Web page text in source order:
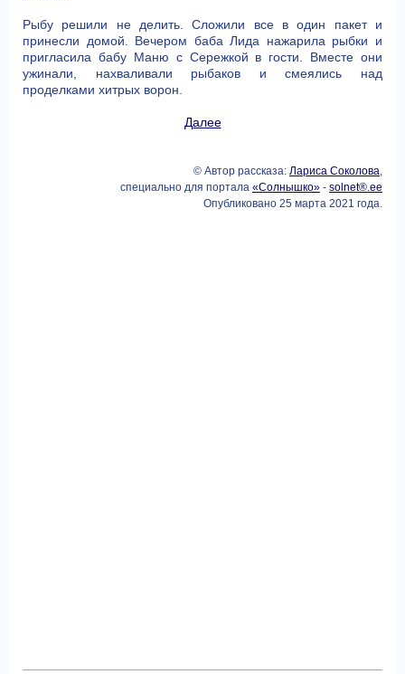
Рыбу решили не делить. Сложили все в один пакет и
принесли домой. Вечером баба Лида нажарила рыбки и
пригласила бабу Маню с Сережкой в гости. Вместе они
ужинали, нахваливали рыбаков и смеялись над
проделками хитрых ворон.
Далее
© Автор рассказа: Лариса Соколова
специально для портала «Солнышко» - solnet®.ee
Опубликовано 25 марта 2021 года.